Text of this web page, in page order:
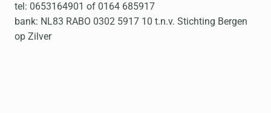
tel: 0653164901 of 0164 685917
bank: NL83 RABO 0302 5917 10 t.n.v. Stichting Bergen
op Zilver